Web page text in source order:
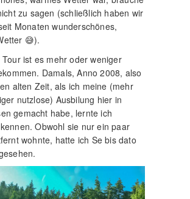
zu sagen (schließlich haben wir
Monaten wunderschönes,
😅).
ist es mehr oder weniger
Damals, Anno 2008, also
alten Zeit, als ich meine (mehr
nutzlose) Ausbilung hier in
gemacht habe, lernte ich
Obwohl sie nur ein paar
wohnte, hatte ich Se bis dato